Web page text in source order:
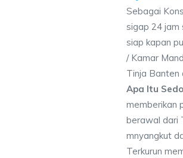
Sebagai
sigap 24 jam
siap kapan
/ Kamar
Tinja Banten
Apa Itu
memberikan
berawal dari
mnyangkut
Terkurun